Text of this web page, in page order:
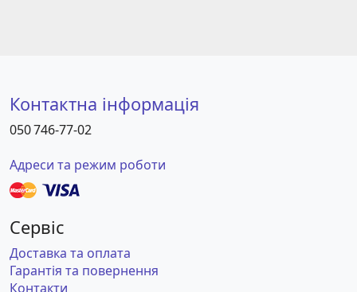
Контактна інформація
050 746-77-02
Адреси та режим роботи
Сервіс
Доставка та оплата
Гарантія та повернення
Контакти